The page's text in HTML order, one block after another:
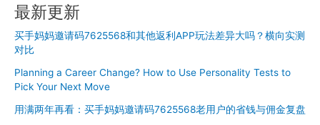
没
流
量
么
事
最新更新
买手妈妈邀请码7625568和其他返利APP玩法差异大吗？横向实测
对比
Planning a Career Change? How to Use Personality Tests to
Pick Your Next Move
用满两年再看：买手妈妈邀请码7625568老用户的省钱与佣金复盘